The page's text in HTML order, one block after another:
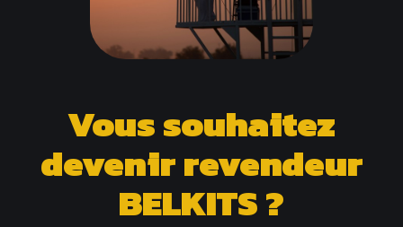
Vous souhaitez
devenir revendeur
BELKITS ?